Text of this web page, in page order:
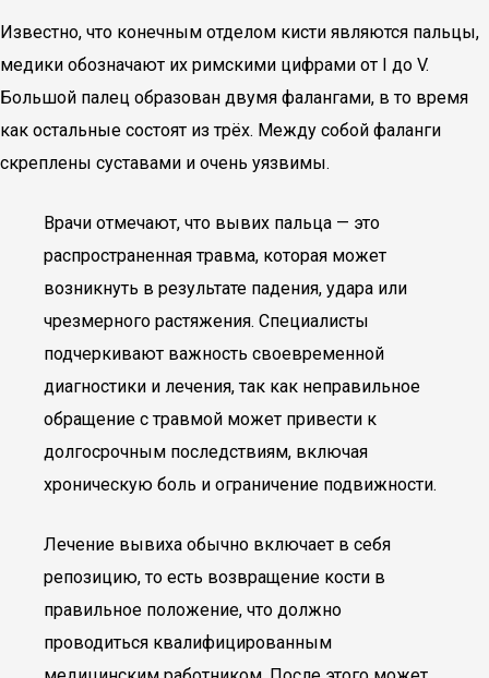
Известно, что конечным отделом кисти являются пальцы,
медики обозначают их римскими цифрами от I до V.
Большой палец образован двумя фалангами, в то время
как остальные состоят из трёх. Между собой фаланги
скреплены суставами и очень уязвимы.
Врачи отмечают, что вывих пальца — это
распространенная травма, которая может
возникнуть в результате падения, удара или
чрезмерного растяжения. Специалисты
подчеркивают важность своевременной
диагностики и лечения, так как неправильное
обращение с травмой может привести к
долгосрочным последствиям, включая
хроническую боль и ограничение подвижности.
Лечение вывиха обычно включает в себя
репозицию, то есть возвращение кости в
правильное положение, что должно
проводиться квалифицированным